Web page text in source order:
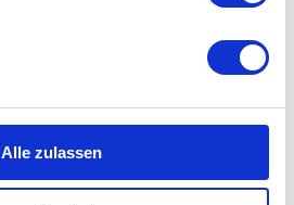
Alle zulassen
50 km
91 km